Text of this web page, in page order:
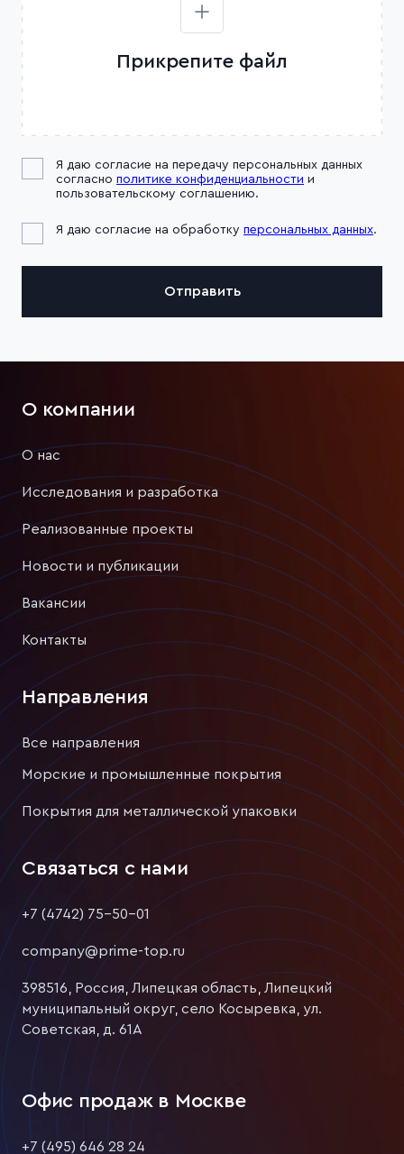
Прикрепите файл
Я даю согласие на передачу персональных данных
согласно политике конфиденциальности и
пользовательскому соглашению.
Я даю согласие на обработку персональных данных.
Отправить
О компании
О нас
Исследования и разработка
Реализованные проекты
Новости и публикации
Вакансии
Контакты
Направления
Все направления
Морские и промышленные покрытия
Покрытия для металлической упаковки
Связаться с нами
+7 (4742) 75-50-01
company@prime-top.ru
398516, Россия, Липецкая область, Липецкий
муниципальный округ, село Косыревка, ул.
Советская, д. 61А
Офис продаж в Москве
+7 (495) 646 28 24